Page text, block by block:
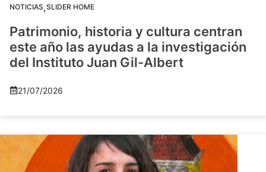
NOTICIAS,SLIDER HOME
Patrimonio, historia y cultura centran
este año las ayudas a la investigación
del Instituto Juan Gil-Albert
21/07/2026